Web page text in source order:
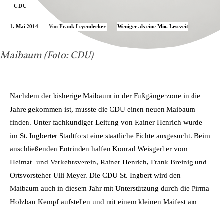
Maibaum (Foto: CDU)
CDU
1. Mai 2014 Von Frank Leyendecker Weniger als eine Min. Lesezeit
Nachdem der bisherige Maibaum in der Fußgängerzone in die
Jahre gekommen ist, musste die CDU einen neuen Maibaum
finden. Unter fachkundiger Leitung von Rainer Henrich wurde
im St. Ingberter Stadtforst eine staatliche Fichte ausgesucht. Beim
anschließenden Entrinden halfen Konrad Weisgerber vom
Heimat- und Verkehrsverein, Rainer Henrich, Frank Breinig und
Ortsvorsteher Ulli Meyer. Die CDU St. Ingbert wird den
Maibaum auch in diesem Jahr mit Unterstützung durch die Firma
Holzbau Kempf aufstellen und mit einem kleinen Maifest am